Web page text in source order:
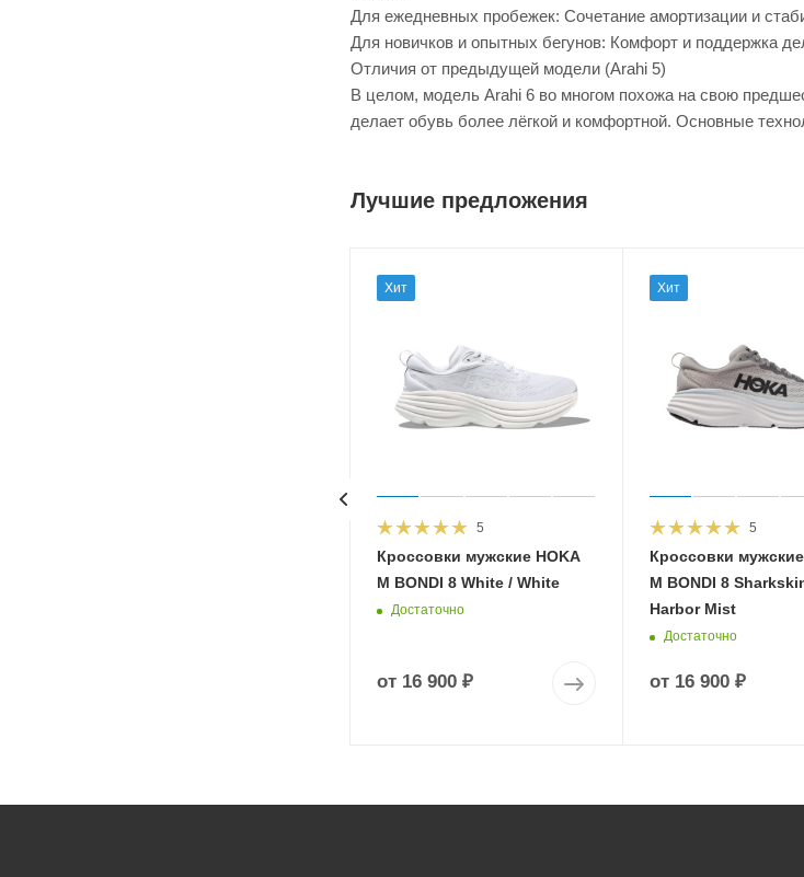
Для ежедневных пробежек: Сочетание амортизации и
Для новичков и опытных бегунов: Комфорт и поддержка
Отличия от предыдущей модели (Arahi 5)
В целом, модель Arahi 6 во многом похожа на свою
делает обувь более лёгкой и комфортной. Основные
Лучшие предложения
Хит
5
Кроссовки мужские HOKA
M BONDI 8 White / White
Достаточно
от 16 900 ₽
Хит
5
Кроссовки
M BONDI 8
Harbor Mist
Достаточно
от 16 900 ₽